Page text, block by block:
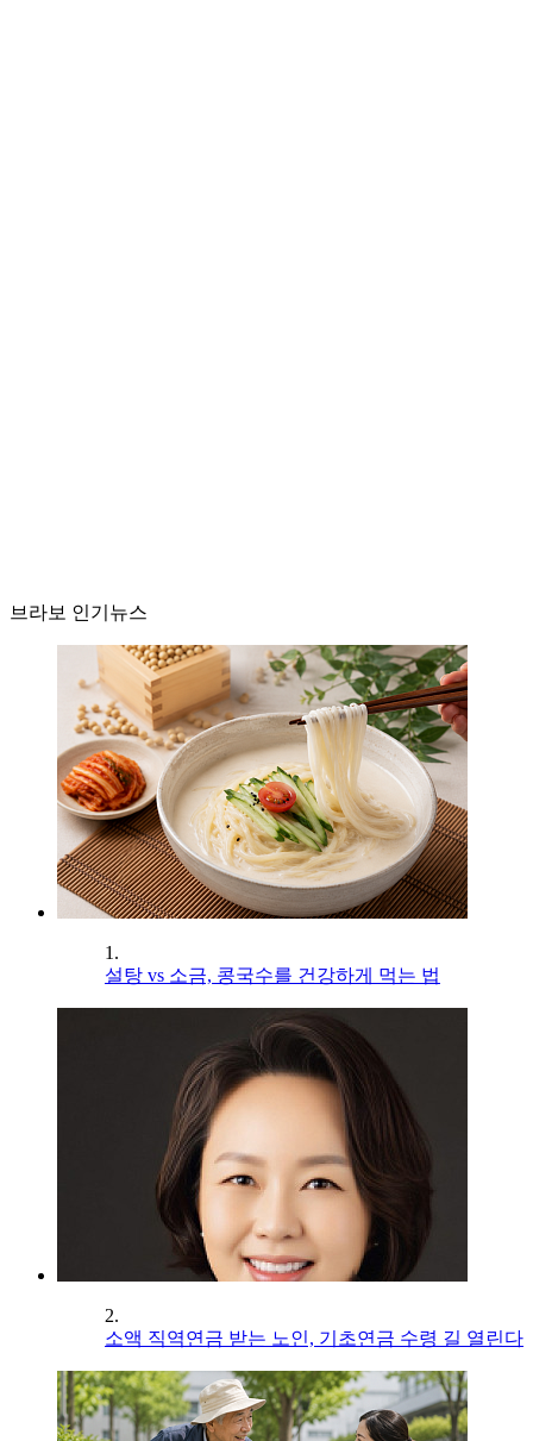
브라보 인기뉴스
1.
설탕 vs 소금, 콩국수를 건강하게 먹는 법
2.
소액 직역연금 받는 노인, 기초연금 수령 길 열린다